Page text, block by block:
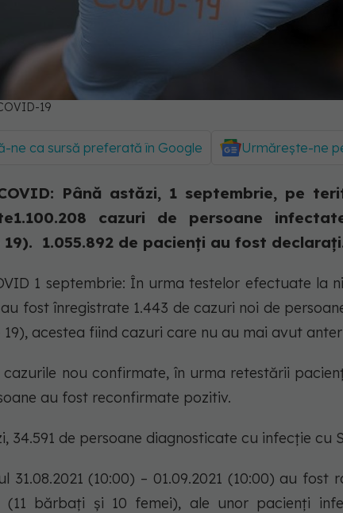
19
ne ca sursă preferată în Google Urmărește-ne
Până astăzi, 1 septembrie, pe
cazuri de persoane
19). 1.055.892 de pacienți au fost
1 septembrie: În urma testelor efectuate la
fost înregistrate 1.443 de cazuri noi de
19), acestea fiind cazuri care nu au mai avut
cazurile nou confirmate, în urma retestării
au fost reconfirmate pozitiv.
34.591 de persoane diagnosticate cu infecție cu
31.08.2021 (10:00) – 01.09.2021 (10:00) au fost
(11 bărbați și 10 femei), ale unor pacienți